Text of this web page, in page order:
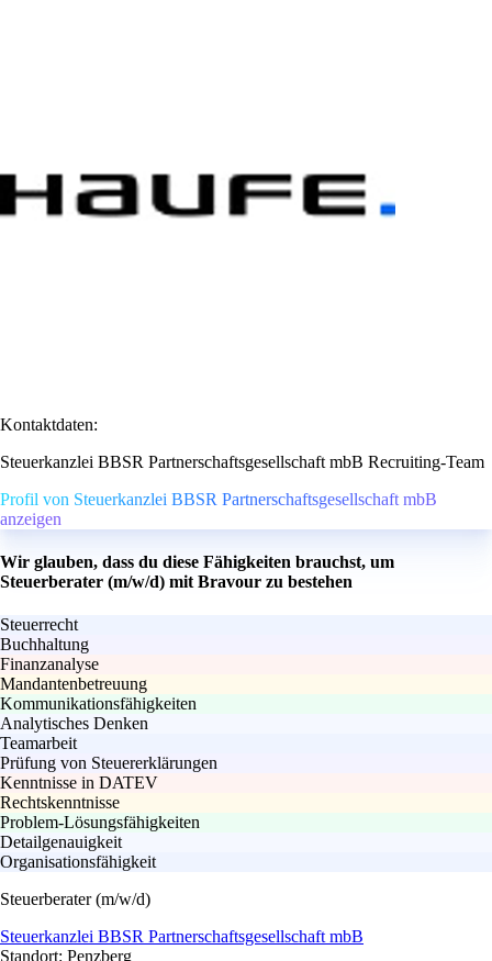
Kontaktdaten:
Steuerkanzlei BBSR Partnerschaftsgesellschaft mbB Recruiting-Team
Profil von Steuerkanzlei BBSR Partnerschaftsgesellschaft mbB
anzeigen
Wir glauben, dass du diese Fähigkeiten brauchst, um
Steuerberater (m/w/d) mit Bravour zu bestehen
Steuerrecht
Buchhaltung
Finanzanalyse
Mandantenbetreuung
Kommunikationsfähigkeiten
Analytisches Denken
Teamarbeit
Prüfung von Steuererklärungen
Kenntnisse in DATEV
Rechtskenntnisse
Problem-Lösungsfähigkeiten
Detailgenauigkeit
Organisationsfähigkeit
Steuerberater (m/w/d)
Steuerkanzlei BBSR Partnerschaftsgesellschaft mbB
Standort: Penzberg